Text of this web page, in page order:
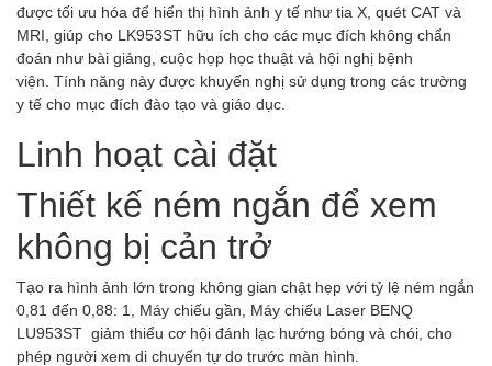
được tối ưu hóa để hiển thị hình ảnh y tế như tia X, quét CAT và
MRI, giúp cho LK953ST hữu ích cho các mục đích không chẩn
đoán như bài giảng, cuộc họp học thuật và hội nghị bệnh
viện. Tính năng này được khuyến nghị sử dụng trong các trường
y tế cho mục đích đào tạo và giáo dục.
Linh hoạt cài đặt
Thiết kế ném ngắn để xem
không bị cản trở
Tạo ra hình ảnh lớn trong không gian chật hẹp với tỷ lệ ném ngắn
0,81 đến 0,88: 1, Máy chiếu gần, Máy chiếu Laser BENQ
LU953ST giảm thiểu cơ hội đánh lạc hướng bóng và chói, cho
phép người xem di chuyển tự do trước màn hình.